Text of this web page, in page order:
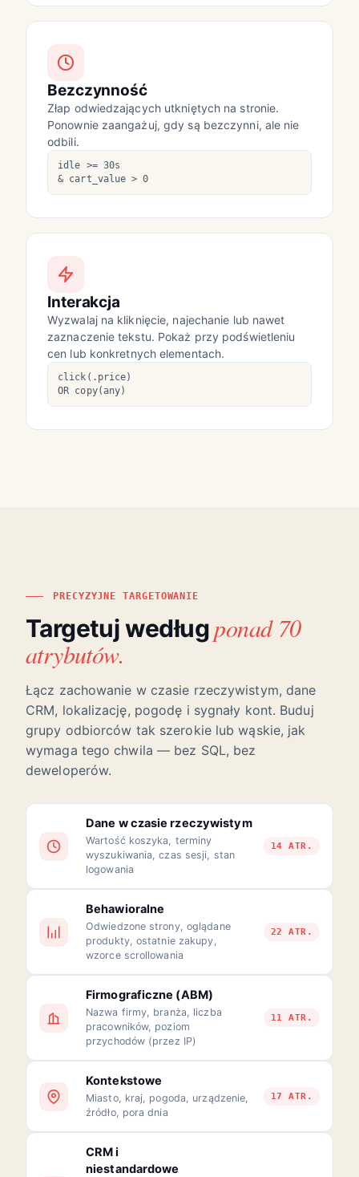
Bezczynność
Złap odwiedzających utkniętych na stronie.
Ponownie zaangażuj, gdy są bezczynni, ale nie
odbili.
idle >= 30s
& cart_value > 0
Interakcja
Wyzwalaj na kliknięcie, najechanie lub nawet
zaznaczenie tekstu. Pokaż przy podświetleniu
cen lub konkretnych elementach.
click(.price)
OR copy(any)
PRECYZYJNE TARGETOWANIE
Targetuj wedługponad 70
atrybutów.
Łącz zachowanie w czasie rzeczywistym, dane
CRM, lokalizację, pogodę i sygnały kont. Buduj
grupy odbiorców tak szerokie lub wąskie, jak
wymaga tego chwila — bez SQL, bez
deweloperów.
Dane w czasie rzeczywistym
Wartość koszyka, terminy
wyszukiwania, czas sesji, stan
logowania
14 ATR.
Behawioralne
Odwiedzone strony, oglądane
produkty, ostatnie zakupy,
wzorce scrollowania
22 ATR.
Firmograficzne (ABM)
Nazwa firmy, branża, liczba
pracowników, poziom
przychodów (przez IP)
11 ATR.
Kontekstowe
Miasto, kraj, pogoda, urządzenie,
źródło, pora dnia
17 ATR.
CRM i
niestandardowe